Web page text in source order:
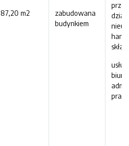
87,20 m2
zabudowana
budynkiem